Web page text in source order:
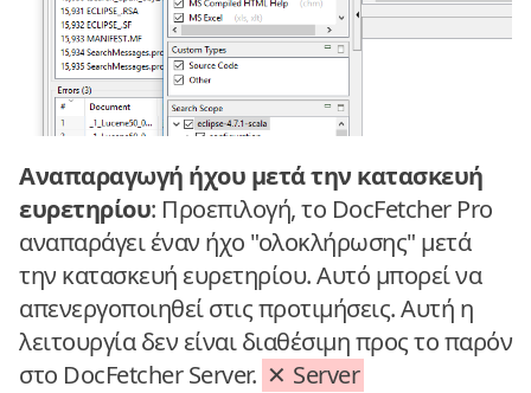
Αναπαραγωγή ήχου μετά την κατασκευή
ευρετηρίου: Προεπιλογή, το DocFetcher Pro
αναπαράγει έναν ήχο "ολοκλήρωσης" μετά
την κατασκευή ευρετηρίου. Αυτό μπορεί να
απενεργοποιηθεί στις προτιμήσεις. Αυτή η
λειτουργία δεν είναι διαθέσιμη προς το παρόν
στο DocFetcher Server.
Server